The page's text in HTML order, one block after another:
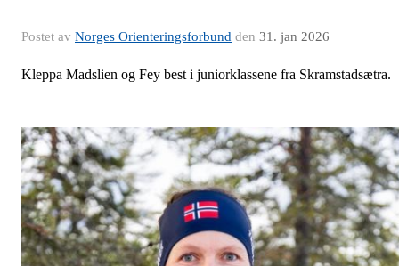
Postet av Norges Orienteringsforbund den 31. jan 2026
Kleppa Madslien og Fey best i juniorklassene fra Skramstadsætra.